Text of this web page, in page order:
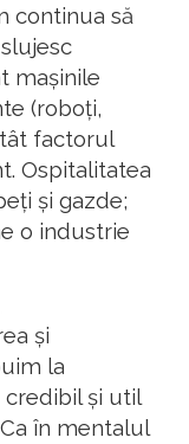
continua să
mașinile
(roboți,
factorul
Ospitalitatea
și gazde;
o industrie
și
la
și util
în mentalul